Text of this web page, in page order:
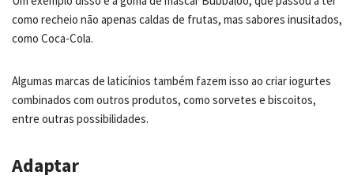
como recheio não apenas caldas de frutas, mas sabores inusitados,
como Coca-Cola.
Algumas marcas de laticínios também fazem isso ao criar iogurtes
combinados com outros produtos, como sorvetes e biscoitos,
entre outras possibilidades.
Adaptar